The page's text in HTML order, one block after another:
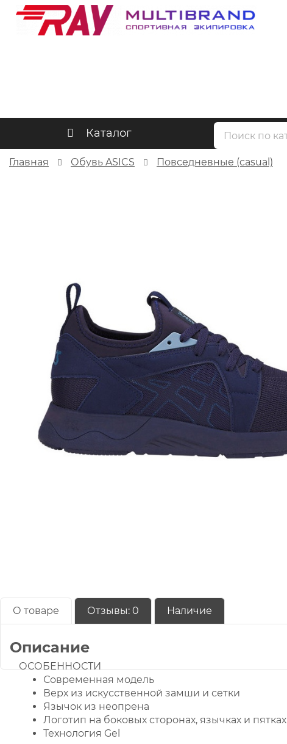
Каталог
Главная Обувь ASICS Повседневные (casual)
О товаре Отзывы: 0 Наличие
Описание
ОСОБЕННОСТИ
Современная модель
Верх из искусственной замши и сетки
Язычок из неопрена
Логотип на боковых сторонах, язычках и пятках
Технология Gel